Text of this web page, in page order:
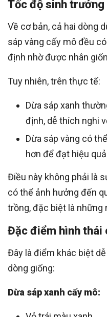
Tốc độ sinh trưởng
Về cơ bản, cả hai dòng
sáp vàng cấy mô đều
định nhờ được nhân
Tuy nhiên, trên thực tế:
Dừa sáp xanh
định, dễ thích nghi
Dừa sáp vàng có
hơn để đạt hiệu
Điều này không phải là
có thể ảnh hưởng đến
trồng, đặc biệt là những
Đặc điểm hình thái
Đây là điểm khác biệt
dòng giống:
Dừa sáp xanh cấy mô: